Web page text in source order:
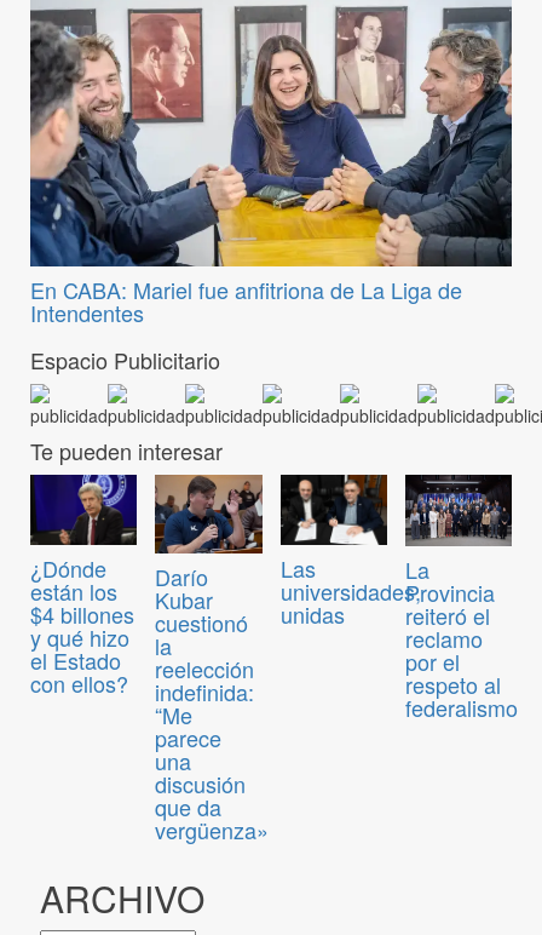
En CABA: Mariel fue anfitriona de La Liga de
Intendentes
Espacio Publicitario
Te pueden interesar
¿Dónde
están los
$4 billones
y qué hizo
el Estado
con ellos?
Darío
Kubar
cuestionó
la
reelección
indefinida:
“Me
parece
una
discusión
que da
vergüenza»
Las
universidades,
unidas
La
Provincia
reiteró el
reclamo
por el
respeto al
federalismo
ARCHIVO